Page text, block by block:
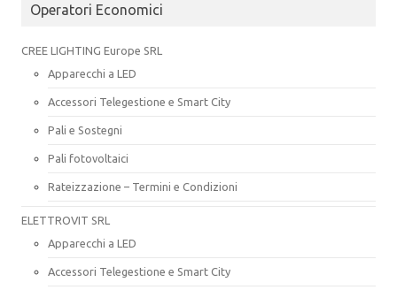
Operatori Economici
CREE LIGHTING Europe SRL
Apparecchi a LED
Accessori Telegestione e Smart City
Pali e Sostegni
Pali fotovoltaici
Rateizzazione – Termini e Condizioni
ELETTROVIT SRL
Apparecchi a LED
Accessori Telegestione e Smart City